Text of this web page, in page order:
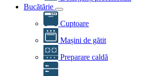
Bucătărie
Cuptoare
Mașini de gătit
Preparare caldă